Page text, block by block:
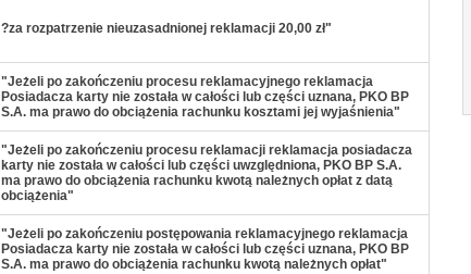
?za rozpatrzenie nieuzasadnionej reklamacji 20,00 zł"
"Jeżeli po zakończeniu procesu reklamacyjnego reklamacja
Posiadacza karty nie została w całości lub części uznana, PKO BP
S.A. ma prawo do obciążenia rachunku kosztami jej wyjaśnienia"
"Jeżeli po zakończeniu procesu reklamacji reklamacja posiadacza
karty nie została w całości lub części uwzględniona, PKO BP S.A.
ma prawo do obciążenia rachunku kwotą należnych opłat z datą
obciążenia"
"Jeżeli po zakończeniu postępowania reklamacyjnego reklamacja
Posiadacza karty nie została w całości lub części uznana, PKO BP
S.A. ma prawo do obciążenia rachunku kwotą należnych opłat"